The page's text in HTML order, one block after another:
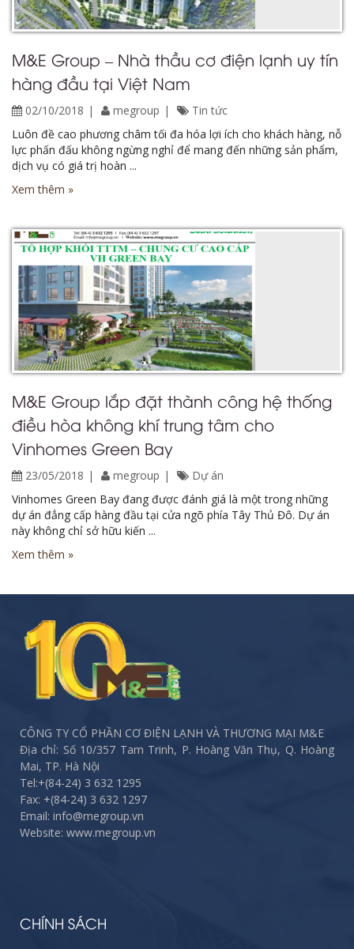
M&E Group – Nhà thầu cơ điện lạnh uy tín
hàng đầu tại Việt Nam
02/10/2018 megroup
Tin tức
Luôn đề cao phương châm tối đa hóa lợi ích cho khách hàng, nỗ
lực phấn đấu không ngừng nghỉ để mang đến những sản phẩm,
dịch vụ có giá trị hoàn ...
Xem thêm »
M&E Group lắp đặt thành công hệ thống
điều hòa không khí trung tâm cho
Vinhomes Green Bay
23/05/2018 megroup
Dự án
Vinhomes Green Bay đang được đánh giá là một trong những
dự án đẳng cấp hàng đầu tại cửa ngõ phía Tây Thủ Đô. Dự án
này không chỉ sở hữu kiến ...
Xem thêm »
CÔNG TY CỔ PHẦN CƠ ĐIỆN LẠNH VÀ THƯƠNG MẠI M&E
Địa chỉ: Số 10/357 Tam Trinh, P. Hoàng Văn Thụ, Q. Hoàng
Mai, TP. Hà Nội
Tel:+(84-24) 3 632 1295
Fax: +(84-24) 3 632 1297
Email: info@megroup.vn
Website: www.megroup.vn
CHÍNH SÁCH